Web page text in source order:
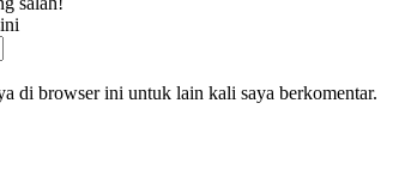
di browser ini untuk lain kali saya berkomentar.